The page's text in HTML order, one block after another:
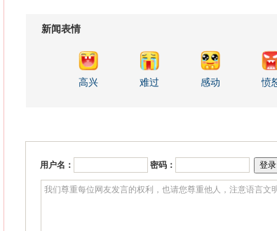
新闻表情
高兴 难过 感动 愤
用户名： 密码：